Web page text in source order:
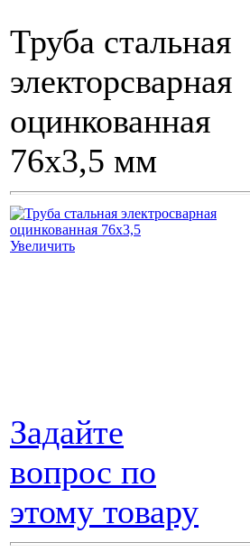
Труба стальная
электорсварная
оцинкованная
76х3,5 мм
Увеличить
Задайте
вопрос по
этому товару